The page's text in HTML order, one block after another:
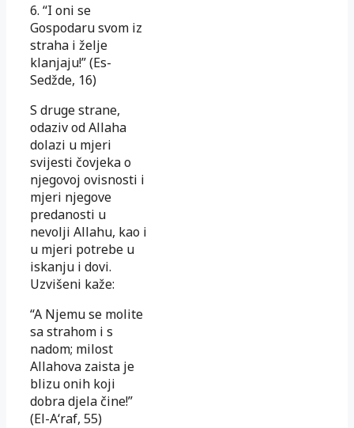
6. “I oni se
Gospodaru svom iz
straha i želje
klanjaju!” (Es-
Sedžde, 16)
S druge strane,
odaziv od Allaha
dolazi u mjeri
svijesti čovjeka o
njegovoj ovisnosti i
mjeri njegove
predanosti u
nevolji Allahu, kao i
u mjeri potrebe u
iskanju i dovi.
Uzvišeni kaže:
“A Njemu se molite
sa strahom i s
nadom; milost
Allahova zaista je
blizu onih koji
dobra djela čine!”
(El-A‘raf, 55)